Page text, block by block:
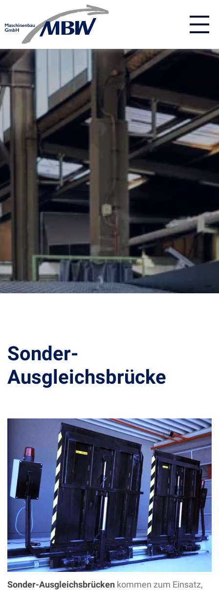
Sonder-
Ausgleichsbrücke
Sonder-Ausgleichsbrücken kommen zum Einsatz,